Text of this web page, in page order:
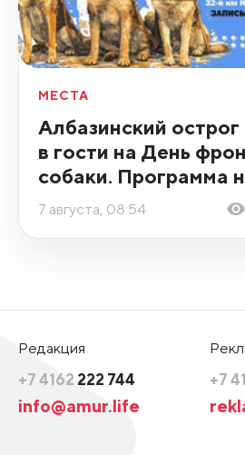
МЕСТА
Албазинский
в гости на День
собаки. Программа
7 августа, 08:54
Редакция
+7 4162 222 744
info@amur.life
+7